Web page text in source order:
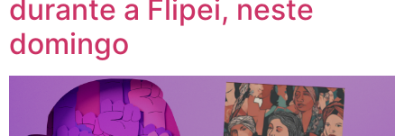
durante a Flipei, neste
domingo